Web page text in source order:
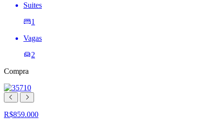
Suites
1
Vagas
2
Compra
R$859.000